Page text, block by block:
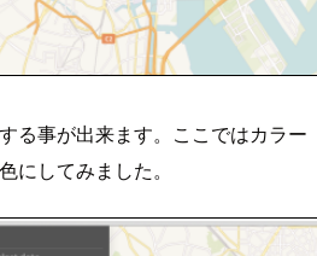
る事が出来ます。ここではカラー
にしてみました。